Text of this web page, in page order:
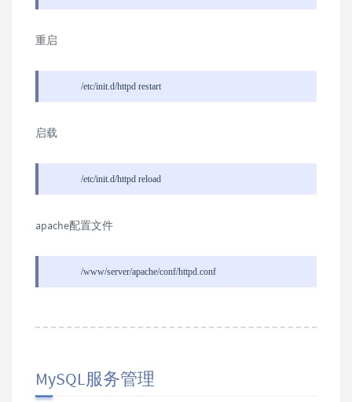
重启
/etc/init.d/httpd restart
启载
/etc/init.d/httpd reload
apache配置文件
/www/server/apache/conf/httpd.conf
MySQL服务管理